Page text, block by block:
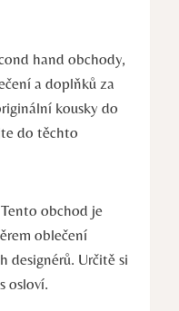
hand obchody,
a doplňků za
kousky do
do těchto
Tento obchod je
oblečení
designérů. Určitě si
osloví.